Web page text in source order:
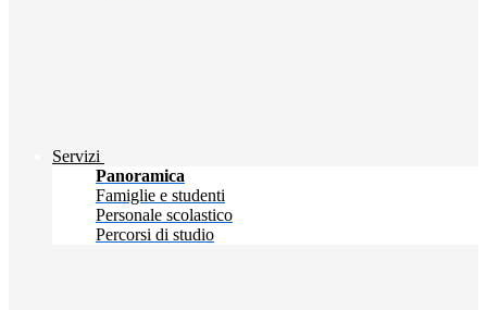
Servizi
Panoramica
Famiglie e studenti
Personale scolastico
Percorsi di studio